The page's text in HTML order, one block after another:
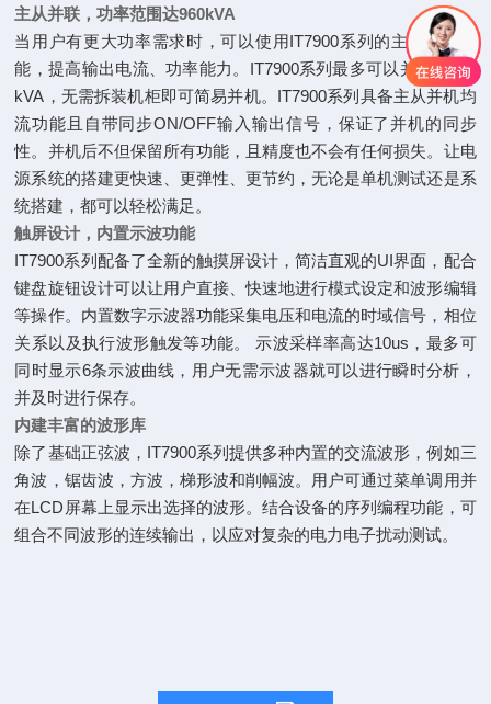
主从并联，功率范围达960kVA
当用户有更大功率需求时，可以使用IT7900系列的主从并联功
能，提高输出电流、功率能力。IT7900系列最多可以并联达960
kVA，无需拆装机柜即可简易并机。IT7900系列具备主从并机均
流功能且自带同步ON/OFF输入输出信号，保证了并机的同步
性。并机后不但保留所有功能，且精度也不会有任何损失。让电
源系统的搭建更快速、更弹性、更节约，无论是单机测试还是系
统搭建，都可以轻松满足。
触屏设计，内置示波功能
IT7900系列配备了全新的触摸屏设计，简洁直观的UI界面，配合
键盘旋钮设计可以让用户直接、快速地进行模式设定和波形编辑
等操作。内置数字示波器功能采集电压和电流的时域信号，相位
关系以及执行波形触发等功能。 示波采样率高达10us，最多可
同时显示6条示波曲线，用户无需示波器就可以进行瞬时分析，
并及时进行保存。
内建丰富的波形库
除了基础正弦波，IT7900系列提供多种内置的交流波形，例如三
角波，锯齿波，方波，梯形波和削幅波。用户可通过菜单调用并
在LCD屏幕上显示出选择的波形。结合设备的序列编程功能，可
组合不同波形的连续输出，以应对复杂的电力电子扰动测试。